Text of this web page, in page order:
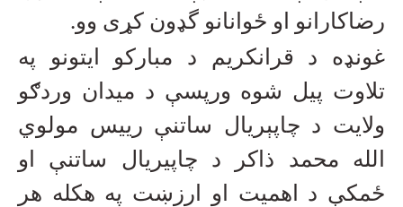
رضاکارانو او ځوانانو گډون کړی وو.
غونډه د قرانکریم د مبارکو ایتونو په
تلاوت پیل شوه ورپسې د میدان وردګو
ولایت د چاپېریال ساتنې رییس مولوي
الله محمد ذاکر د چاپیریال ساتنې او
ځمکې د اهمیت او ارزښت په هکله هر